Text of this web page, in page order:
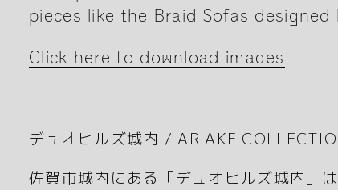
pieces like the Braid Sofas designed
Click here to download images
デュオヒルズ城内 / ARIAKE
佐賀市城内にある「デュオヒルズ城内」